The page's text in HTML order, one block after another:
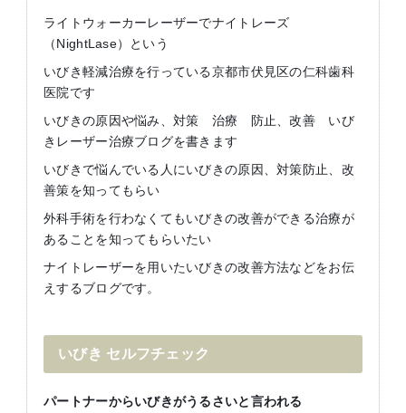
ライトウォーカーレーザーでナイトレーズ
（NightLase）という
いびき軽減治療を行っている京都市伏見区の仁科歯科
医院です
いびきの原因や悩み、対策 治療 防止、改善 いび
きレーザー治療ブログを書きます
いびきで悩んでいる人にいびきの原因、対策防止、改
善策を知ってもらい
外科手術を行わなくてもいびきの改善ができる治療が
あることを知ってもらいたい
ナイトレーザーを用いたいびきの改善方法などをお伝
えするブログです。
いびき セルフチェック
パートナーからいびきがうるさいと言われる